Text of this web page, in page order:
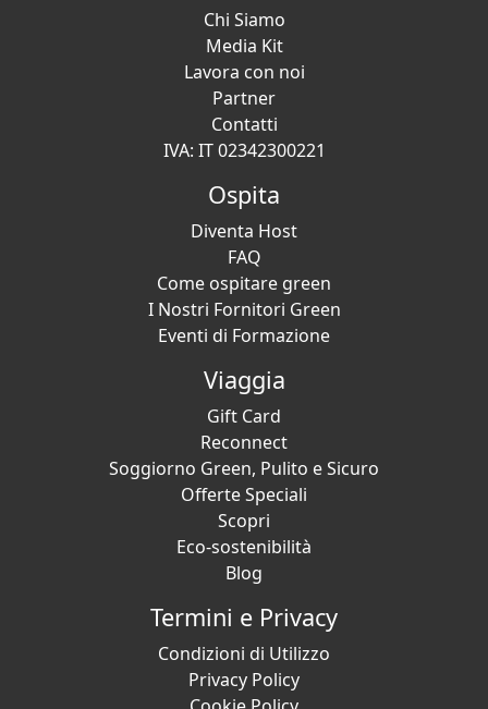
Chi Siamo
Media Kit
Lavora con noi
Partner
Contatti
IVA: IT 02342300221
Ospita
Diventa Host
FAQ
Come ospitare green
I Nostri Fornitori Green
Eventi di Formazione
Viaggia
Gift Card
Reconnect
Soggiorno Green, Pulito e Sicuro
Offerte Speciali
Scopri
Eco-sostenibilità
Blog
Termini e Privacy
Condizioni di Utilizzo
Privacy Policy